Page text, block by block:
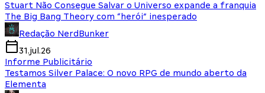
Stuart Não Consegue Salvar o Universo expande a franquia
The Big Bang Theory com “herói” inesperado
Redação NerdBunker
31.jul.26
Informe Publicitário
Testamos Silver Palace: O novo RPG de mundo aberto da
Elementa